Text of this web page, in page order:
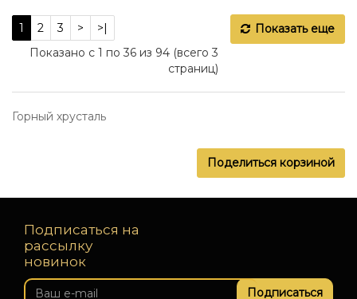
Показать еще
1 2 3 >
>|
Показано с 1 по 36 из 94 (всего 3
страниц)
Горный хрусталь
Поделиться корзиной
Подписаться на
рассылку
новинок
Подписаться